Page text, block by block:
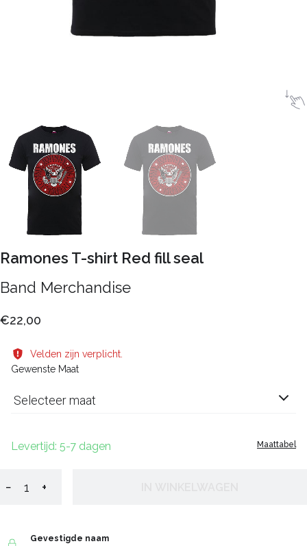
Ramones T-shirt Red fill seal
Band Merchandise
€22,00
Velden zijn verplicht.
Gewenste Maat
Selecteer maat
Maattabel
Levertijd: 5-7 dagen
− +
Gevestigde naam